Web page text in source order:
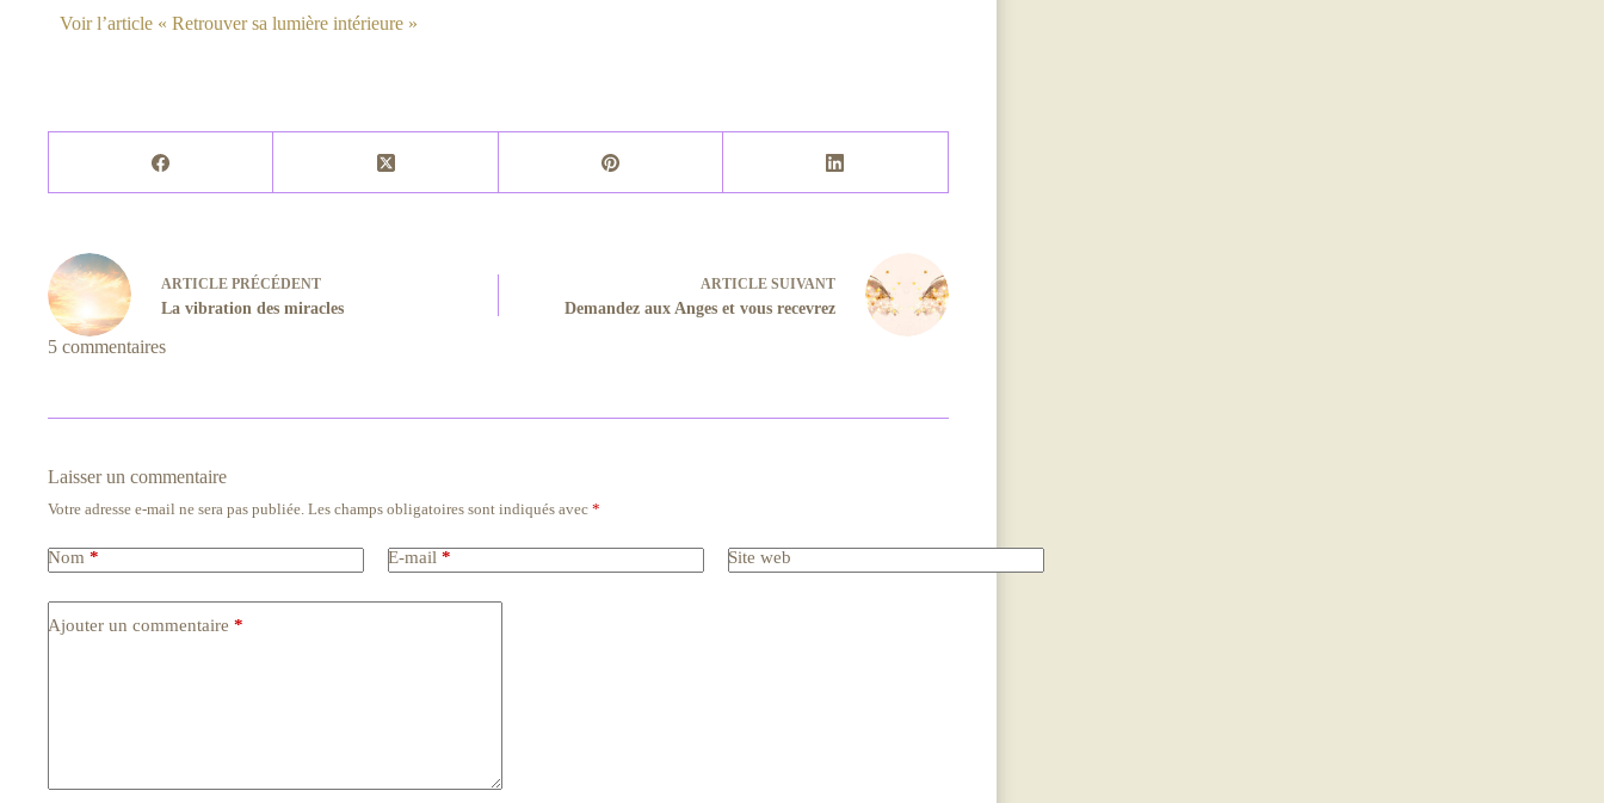
Voir l’article « Retrouver sa lumière intérieure »
ARTICLE PRÉCÉDENT
La vibration des miracles
ARTICLESUIVANT
Demandez aux Anges et vous recevrez
5 commentaires
Laisser un commentaire
Votre adresse e-mail ne sera pas publiée. Les champs obligatoires sont indiqués avec *
Nom * E-mail * Site web
Ajouter un commentaire *